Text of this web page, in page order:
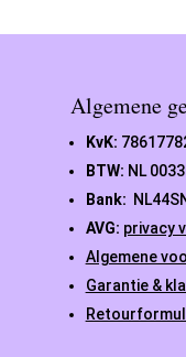
Algemene
KvK:
BTW: NL
Bank:
AVG: privacy
Algemene
Garantie &